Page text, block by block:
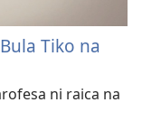
Tiko na
ni raica na